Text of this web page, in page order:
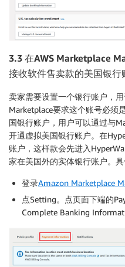
3.3 在AWS Marketplace
接收软件售卖款的美国银行
卖家需要设置一个银行账户，
Marketplace要求这个账号必须
国银行账户，用户可以通过与
开通虚拟美国银行账户。在
账户，这样款会先进入
家在美国外的实体银行账户。具
登录Amazon Marketplace
点Setting。点页面下端的
Complete Banking